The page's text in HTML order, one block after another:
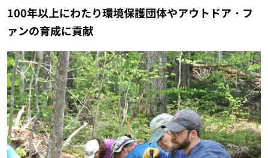
100年以上にわたり環境保護団体やアウトドア・フ
ァンの育成に貢献